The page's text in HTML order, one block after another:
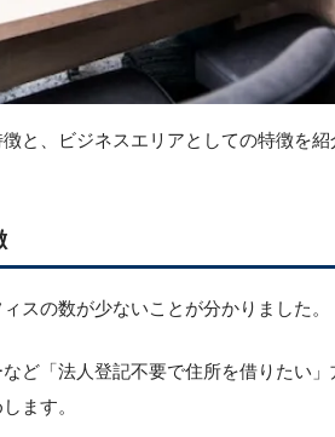
と、ビジネスエリアとしての特徴を紹
スの数が少ないことが分かりました。
ど「法人登記不要で住所を借りたい
ます。